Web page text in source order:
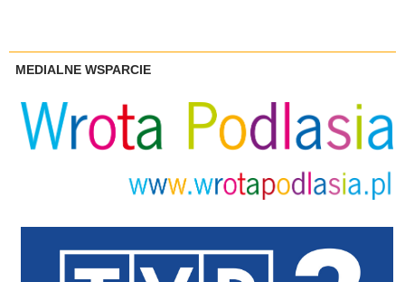
MEDIALNE WSPARCIE